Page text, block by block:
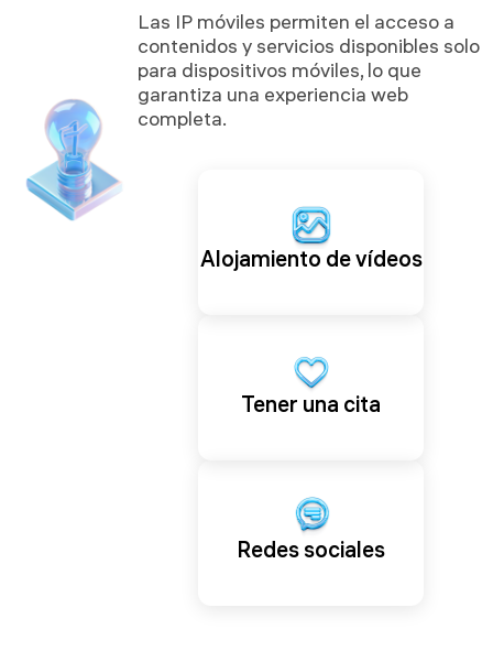
Las IP móviles permiten el acceso a
contenidos y servicios disponibles solo
para dispositivos móviles, lo que
garantiza una experiencia web
completa.
Alojamiento de vídeos
Tener una cita
Redes sociales